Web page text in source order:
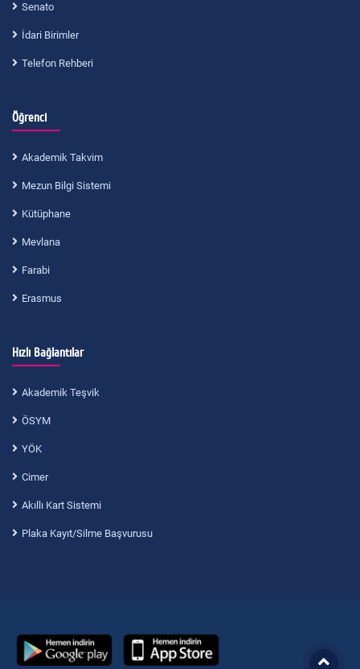
Senato
İdari Birimler
Telefon Rehberi
Öğrenci
Akademik Takvim
Mezun Bilgi Sistemi
Kütüphane
Mevlana
Farabi
Erasmus
Hızlı Bağlantılar
Akademik Teşvik
ÖSYM
YÖK
Cimer
Akıllı Kart Sistemi
Plaka Kayıt/Silme Başvurusu